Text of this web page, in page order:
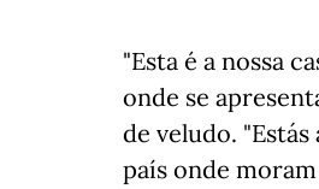
"Esta é a nossa
onde se
de veludo. "Estás
país onde